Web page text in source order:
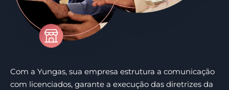
Com a Yungas, sua empresa estrutura a comunicação
com licenciados, garante a execução das diretrizes da